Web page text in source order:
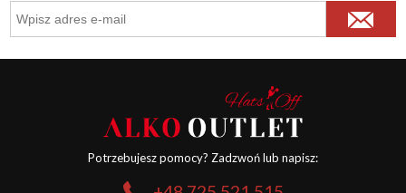
Potrzebujesz pomocy? Zadzwoń lub napisz: